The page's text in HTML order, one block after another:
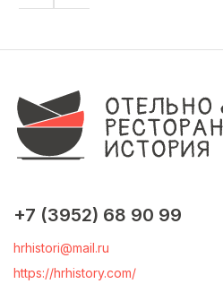
+7 (3952) 68 90 99
hrhistori@mail.ru
https://hrhistory.com/